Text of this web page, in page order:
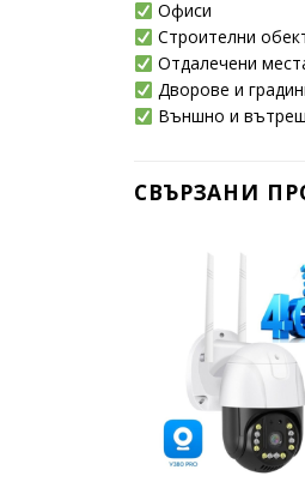
Офиси
Строителни
Отдалечени
Дворове и
Външно и
СВЪРЗАНИ